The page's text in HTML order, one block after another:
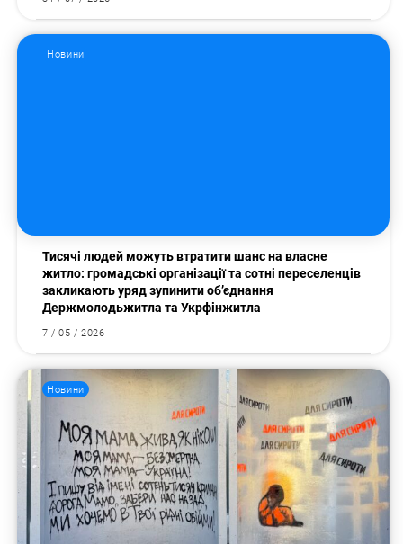
Новини
Тисячі людей можуть втратити шанс на власне
житло: громадські організації та сотні переселенців
закликають уряд зупинити об’єднання
Держмолодьжитла та Укрфінжитла
7 / 05 / 2026
Новини